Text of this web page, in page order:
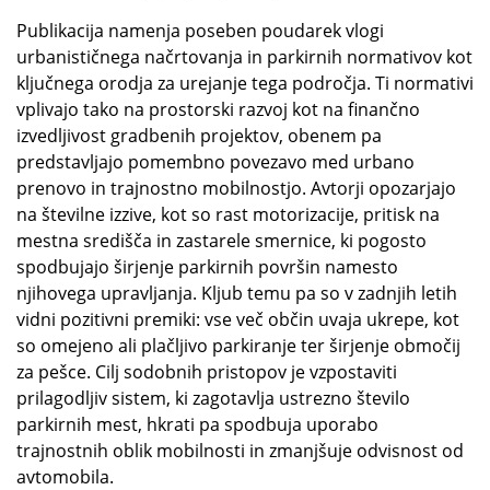
Publikacija namenja poseben poudarek vlogi
urbanističnega načrtovanja in parkirnih normativov kot
ključnega orodja za urejanje tega področja. Ti normativi
vplivajo tako na prostorski razvoj kot na finančno
izvedljivost gradbenih projektov, obenem pa
predstavljajo pomembno povezavo med urbano
prenovo in trajnostno mobilnostjo. Avtorji opozarjajo
na številne izzive, kot so rast motorizacije, pritisk na
mestna središča in zastarele smernice, ki pogosto
spodbujajo širjenje parkirnih površin namesto
njihovega upravljanja. Kljub temu pa so v zadnjih letih
vidni pozitivni premiki: vse več občin uvaja ukrepe, kot
so omejeno ali plačljivo parkiranje ter širjenje območij
za pešce. Cilj sodobnih pristopov je vzpostaviti
prilagodljiv sistem, ki zagotavlja ustrezno število
parkirnih mest, hkrati pa spodbuja uporabo
trajnostnih oblik mobilnosti in zmanjšuje odvisnost od
avtomobila.